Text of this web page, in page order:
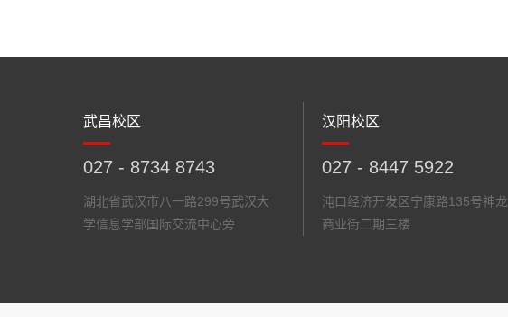
武昌校区
027 - 8734 8743
湖北省武汉市八一路299号武汉大
学信息学部国际交流中心旁
汉阳校区
027 - 8447 5922
沌口经济开发区宁康路135号神龙
商业街二期三楼